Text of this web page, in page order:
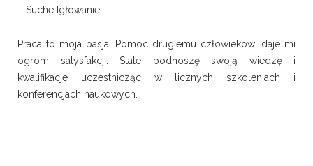
– Suche Igłowanie
Praca to moja pasja. Pomoc drugiemu człowiekowi daje mi
ogrom satysfakcji. Stale podnoszę swoją wiedzę i
kwalifikacje uczestnicząc w licznych szkoleniach i
konferencjach naukowych.